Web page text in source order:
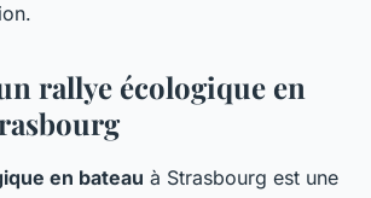
rallye écologique en
en bateau à Strasbourg est une